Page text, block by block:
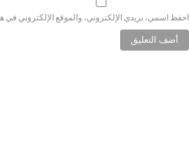
احفظ اسمي، بريدي الإلكتروني، والموقع الإلكتروني في